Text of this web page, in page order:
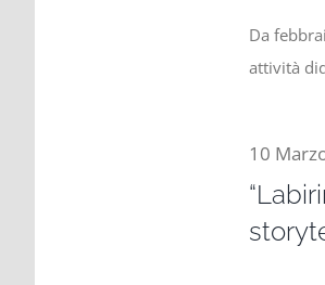
Da
attività
10